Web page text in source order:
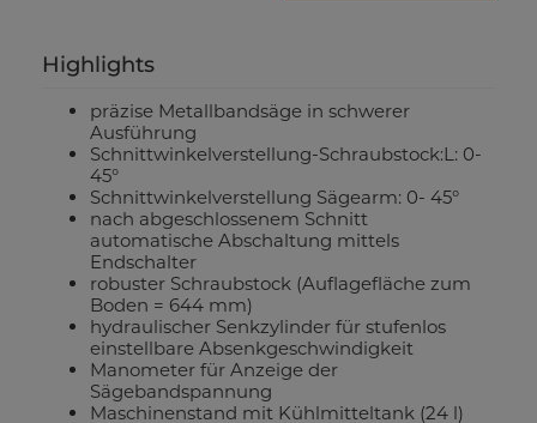
Highlights
präzise Metallbandsäge in schwerer
Ausführung
Schnittwinkelverstellung-Schraubstock:L: 0-
45°
Schnittwinkelverstellung Sägearm: 0- 45°
nach abgeschlossenem Schnitt
automatische Abschaltung mittels
Endschalter
robuster Schraubstock (Auflagefläche zum
Boden = 644 mm)
hydraulischer Senkzylinder für stufenlos
einstellbare Absenkgeschwindigkeit
Manometer für Anzeige der
Sägebandspannung
Maschinenstand mit Kühlmitteltank (24 l)